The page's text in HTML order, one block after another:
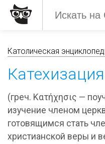
Католическая
Катехизация
(греч. Κατήχησις —
изучение членом
готовящимся стать
христианской веры и